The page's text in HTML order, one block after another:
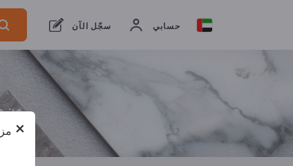
سجّل الآن حسابي
من
الخدمات
×